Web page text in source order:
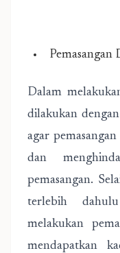
Pemasangan
Dalam
dilakukan
agar
dan
pemasangan.
terlebih
melakukan
mendapatkan